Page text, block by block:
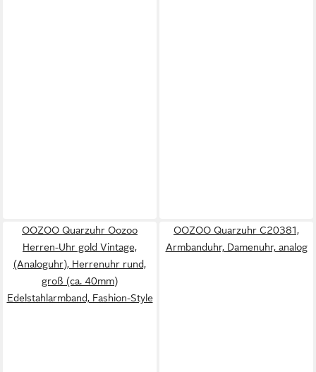
OOZOO Quarzuhr Oozoo
Herren-Uhr gold Vintage,
(Analoguhr), Herrenuhr rund,
groß (ca. 40mm)
Edelstahlarmband, Fashion-Style
OOZOO Quarzuhr C20381,
Armbanduhr, Damenuhr, analog